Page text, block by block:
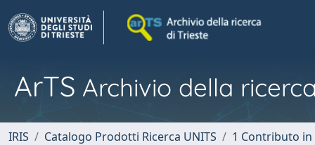
ArTS Archivio della
IRIS Catalogo Prodotti Ricerca UNITS 1 Contributo in